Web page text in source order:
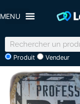
Produit Vendeur